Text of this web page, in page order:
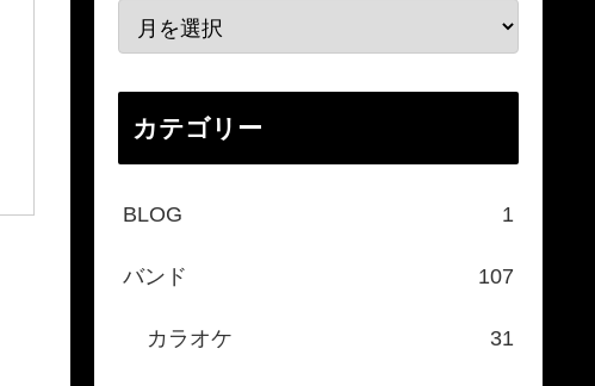
カテゴリー
BLOG 1
バンド 107
カラオケ 31